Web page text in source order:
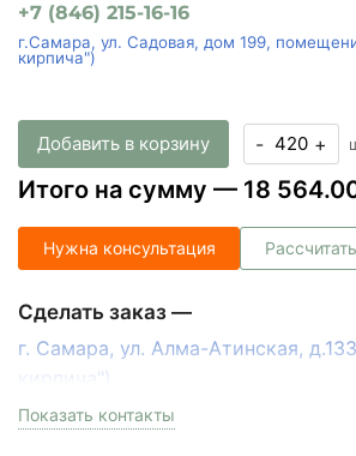
+7 (846) 215-16-16
г.Самара, ул. Садовая, дом 199,
кирпича")
Добавить в корзину - +
Итого на сумму — 18
Нужна консультация
Сделать заказ —
г. Самара, ул. Алма-Атинская,
кирпича")
пн-пт с 9:00 до 18:00, сб с 10:00 до
Показать контакты